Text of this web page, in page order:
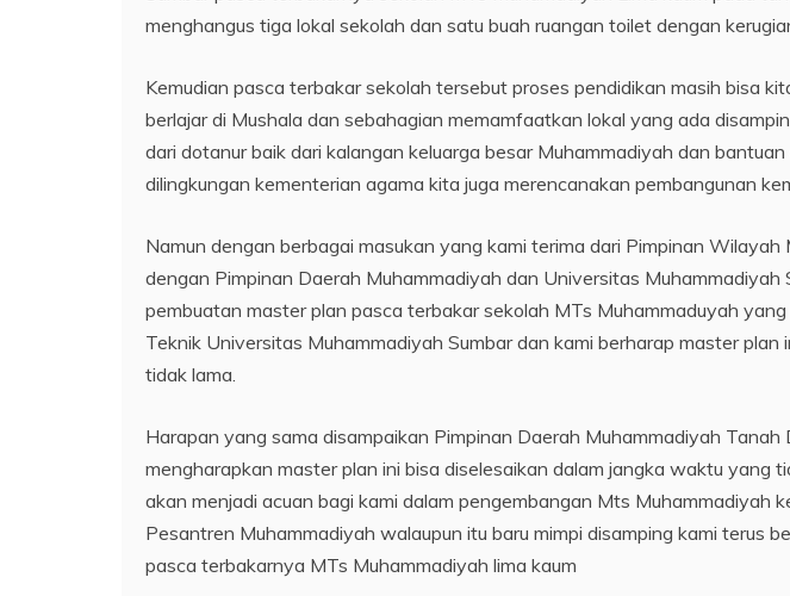
menghangus tiga lokal sekolah dan satu buah ruangan toilet dengan
Kemudian pasca terbakar sekolah tersebut proses pendidikan masih bisa
berlajar di Mushala dan sebahagian memamfaatkan lokal yang ada
dari dotanur baik dari kalangan keluarga besar Muhammadiyah dan
dilingkungan kementerian agama kita juga merencanakan pembangunan
Namun dengan berbagai masukan yang kami terima dari Pimpinan
dengan Pimpinan Daerah Muhammadiyah dan Universitas Muhammadiyah
pembuatan master plan pasca terbakar sekolah MTs Muhammaduyah
Teknik Universitas Muhammadiyah Sumbar dan kami berharap master
tidak lama.
Harapan yang sama disampaikan Pimpinan Daerah Muhammadiyah Tanah
mengharapkan master plan ini bisa diselesaikan dalam jangka waktu yang
akan menjadi acuan bagi kami dalam pengembangan Mts Muhammadiyah
Pesantren Muhammadiyah walaupun itu baru mimpi disamping kami terus
pasca terbakarnya MTs Muhammadiyah lima kaum